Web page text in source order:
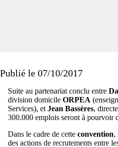
Publié le 07/10/2017
Suite au partenariat conclu entre
division domicile ORPEA
Services), et Jean Bassères,
300.000 emplois seront à pourvoir
Dans le cadre de cette convention,
des actions de recrutements entre